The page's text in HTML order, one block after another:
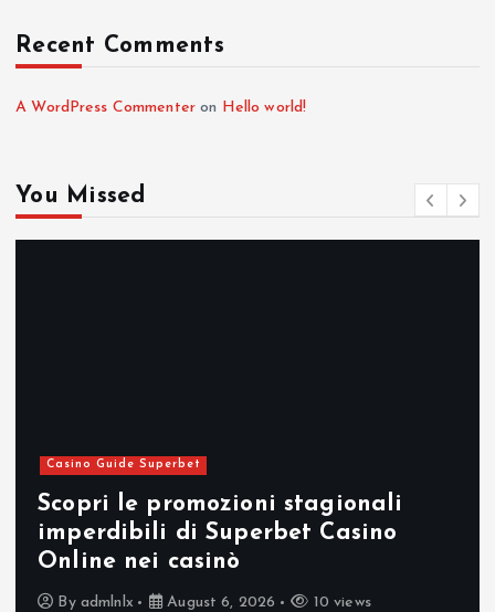
Recent Comments
A WordPress Commenter on Hello world!
You Missed
Casino Guide Superbet
Scopri le promozioni stagionali
imperdibili di Superbet Casino
Online nei casinò
By admlnlx August 6, 2026 10 views